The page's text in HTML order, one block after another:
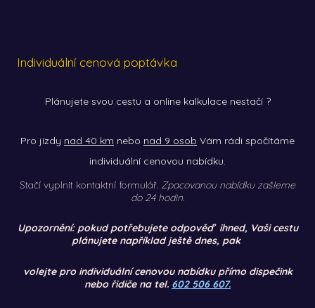
Individuální cenová poptávka
Plánujete svou cestu a online kalkulace nestačí ?
Pro jízdy nad 40 km nebo nad 9 osob Vám rádi spočítáme
individuální cenovou nabídku.
Stačí vyplnit kontaktní formulář. Zpacovanou nabídku zašleme
do 24 hodin.
Upozornění: pokud potřebujete odpověď ihned, Vaši cestu
plánujete například ještě dnes, pak
volejte pro individuální cenovou nabídku přímo dispečink
nebo řidiče na tel. 602 506 607.